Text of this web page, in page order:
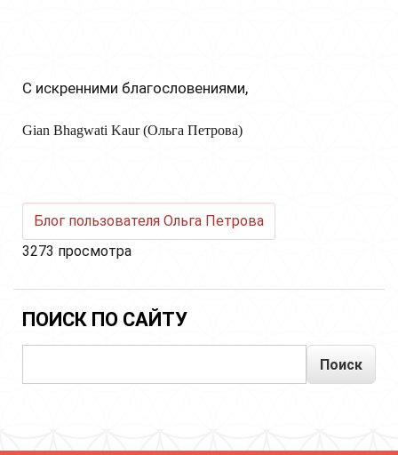
С искренними благословениями,
Gian Bhagwati Kaur (Ольга Петрова)
Блог пользователя Ольга Петрова
3273 просмотра
ПОИСК ПО САЙТУ